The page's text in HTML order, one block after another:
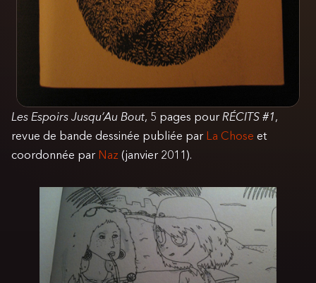
Les Espoirs Jusqu’Au Bout, 5 pages pour RÉCITS #1,
revue de bande dessinée publiée par La Chose et
coordonnée par Naz (janvier 2011).